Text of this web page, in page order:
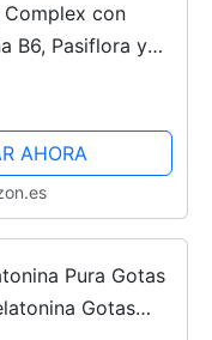
Complex con
B6, Pasiflora y
para más de 1
Sin...
AHORA
Pura Gotas
Gotas